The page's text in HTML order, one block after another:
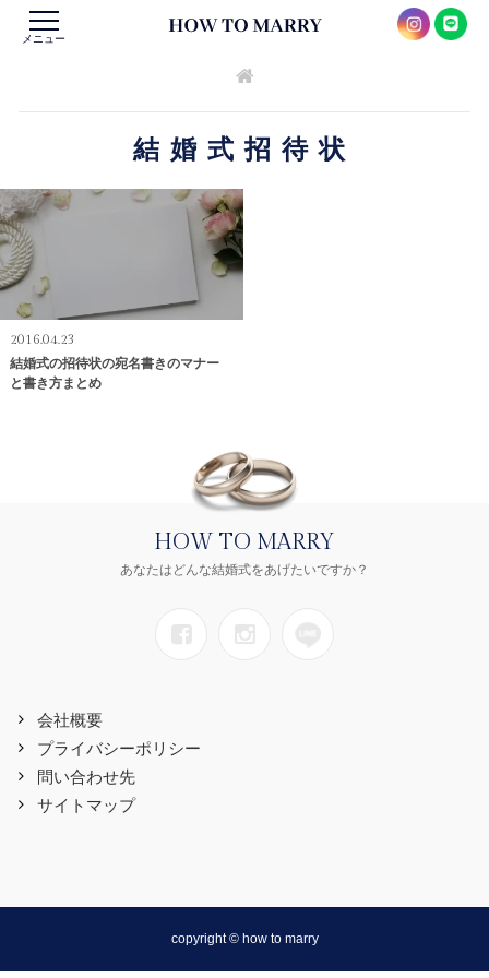
メニュー
結婚式招待状
2016.04.23
結婚式の招待状の宛名書きのマナー
と書き方まとめ
HOW TO MARRY
あなたはどんな結婚式をあげたいですか？
会社概要
プライバシーポリシー
問い合わせ先
サイトマップ
copyright © how to marry